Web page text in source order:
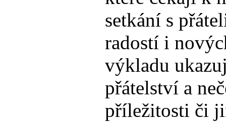
setkání s
radostí i
výkladu
přátelství a
příležitosti či